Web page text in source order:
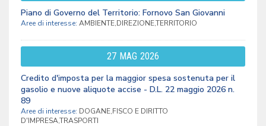
Piano di Governo del Territorio: Fornovo San Giovanni
Aree di interesse: AMBIENTE,DIREZIONE,TERRITORIO
27 MAG 2026
Credito d'imposta per la maggior spesa sostenuta per il
gasolio e nuove aliquote accise - D.L. 22 maggio 2026 n.
89
Aree di interesse: DOGANE,FISCO E DIRITTO
D'IMPRESA,TRASPORTI